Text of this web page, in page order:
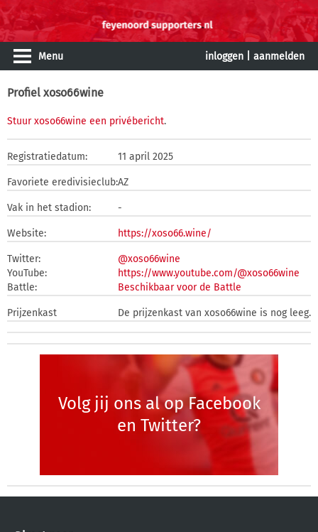
Menu inloggen aanmelden
Profiel xoso66wine
Stuur xoso66wine een privébericht.
Registratiedatum: 11 april 2025
Favoriete eredivisieclub:AZ
Vak in het stadion: -
Website: https://xoso66.wine/
Twitter:
@xoso66wine
YouTube:
https://www.youtube.com/@xoso66wine
Battle:
Beschikbaar voor de Battle
Prijzenkast De prijzenkast van xoso66wine is nog leeg.
Volg jij ons al op Facebook
en Twitter?